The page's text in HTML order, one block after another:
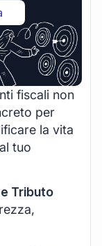
fiscali non
per
la vita
tuo
Tributo